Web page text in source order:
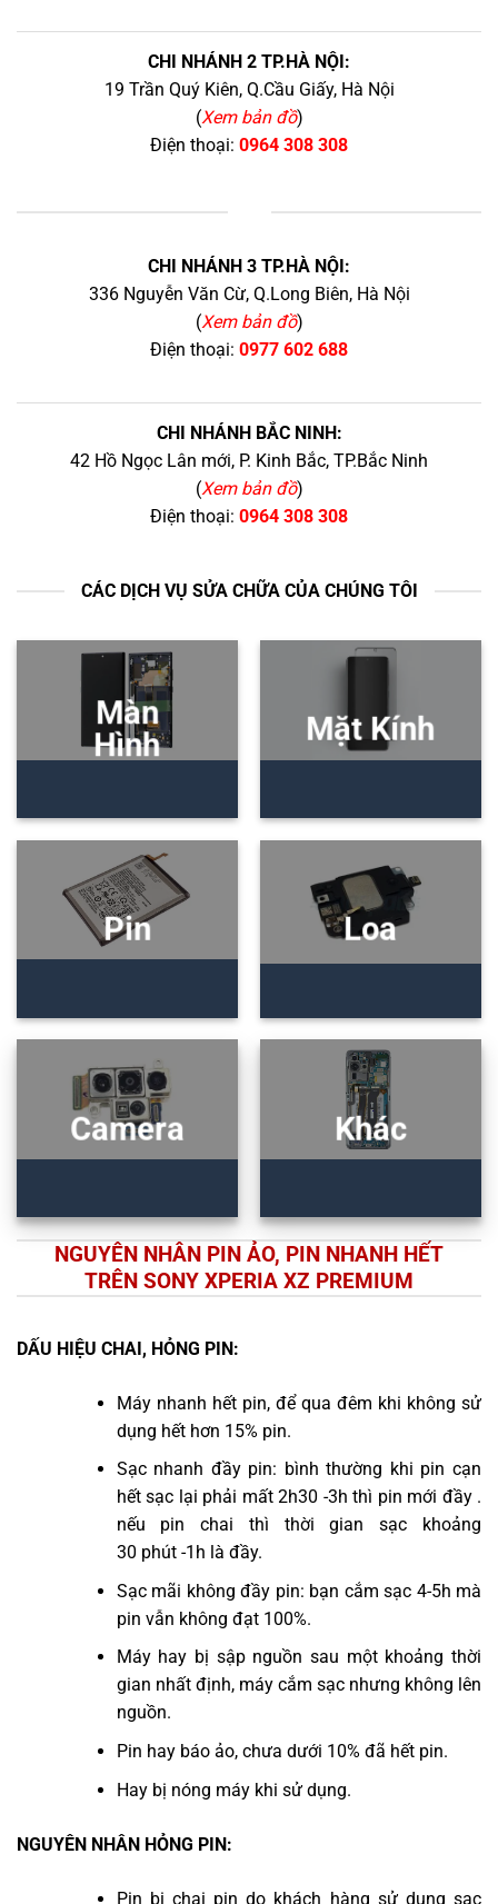
CHI NHÁNH 2 TP.HÀ NỘI:
19 Trần Quý Kiên, Q.Cầu Giấy, Hà Nội
(Xem bản đồ)
Điện thoại: 0964 308 308
CHI NHÁNH 3 TP.HÀ NỘI:
336 Nguyễn Văn Cừ, Q.Long Biên, Hà Nội
(Xem bản đồ)
Điện thoại: 0977 602 688
CHI NHÁNH BẮC NINH:
42 Hồ Ngọc Lân mới, P. Kinh Bắc, TP.Bắc Ninh
(Xem bản đồ)
Điện thoại: 0964 308 308
CÁC DỊCH VỤ SỬA CHỮA CỦA CHÚNG TÔI
Màn
Hình
Mặt Kính
Pin Loa
Camera Khác
NGUYÊN NHÂN PIN ẢO, PIN NHANH HẾT
TRÊN SONY XPERIA XZ PREMIUM
DẤU HIỆU CHAI, HỎNG PIN:
Máy nhanh hết pin, để qua đêm khi không sử
dụng hết hơn 15% pin.
Sạc nhanh đầy pin: bình thường khi pin cạn
hết sạc lại phải mất 2h30 -3h thì pin mới đầy .
nếu pin chai thì thời gian sạc khoảng
30 phút -1h là đầy.
Sạc mãi không đầy pin: bạn cắm sạc 4-5h mà
pin vẫn không đạt 100%.
Máy hay bị sập nguồn sau một khoảng thời
gian nhất định, máy cắm sạc nhưng không lên
nguồn.
Pin hay báo ảo, chưa dưới 10% đã hết pin.
Hay bị nóng máy khi sử dụng.
NGUYÊN NHÂN HỎNG PIN:
Pin bị chai pin do khách hàng sử dụng sạc